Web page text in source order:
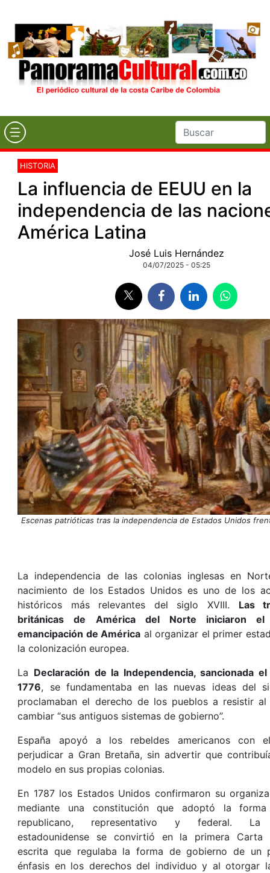
HISTORIA
La influencia de EEUU en la
independencia de las
América Latina
José Luis Hernández
04/07/2025 - 05:25
Escenas patrióticas tras la independencia de Estados Unidos
La independencia de las colonias inglesas en
nacimiento de los Estados Unidos es uno de los
históricos más relevantes del siglo XVIII. Las
británicas de América del Norte iniciaron
emancipación de América al organizar el primer
la colonización europea.
La Declaración de la Independencia, sancionada
1776, se fundamentaba en las nuevas ideas del
proclamaban el derecho de los pueblos a resistir
cambiar “sus antiguos sistemas de gobierno”.
España apoyó a los rebeldes americanos con
perjudicar a Gran Bretaña, sin advertir que
modelo en sus propias colonias.
En 1787 los Estados Unidos confirmaron su
mediante una constitución que adoptó la
republicano, representativo y federal. La
estadounidense se convirtió en la primera Carta
escrita que regulaba la forma de gobierno de un
énfasis en los derechos del individuo y al otorgar